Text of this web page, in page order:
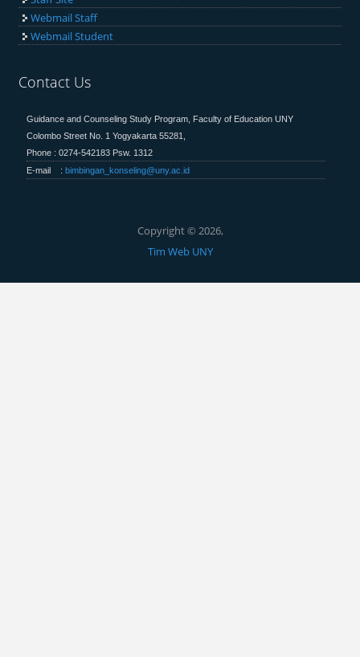
Webmail Staff
Webmail Student
Contact Us
Guidance and Counseling Study Program, Faculty of Education UNY
Colombo Street No. 1 Yogyakarta 55281,
Phone : 0274-542183 Psw. 1312
E-mail :bimbingan_konseling@uny.ac.id
Copyright © 2026,
Tim Web UNY